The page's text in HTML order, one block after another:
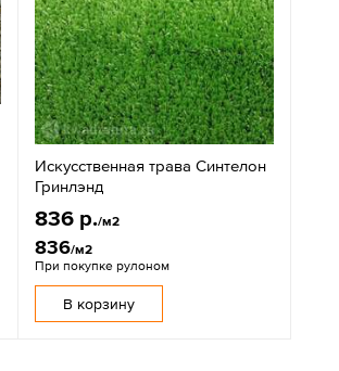
Искусственная трава Синтелон
Гринлэнд
836 р./м2
836/м2
При покупке рулоном
В корзину